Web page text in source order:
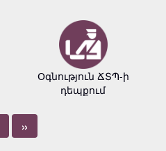
Օգնություն ՃՏՊ-ի
դեպքում
»